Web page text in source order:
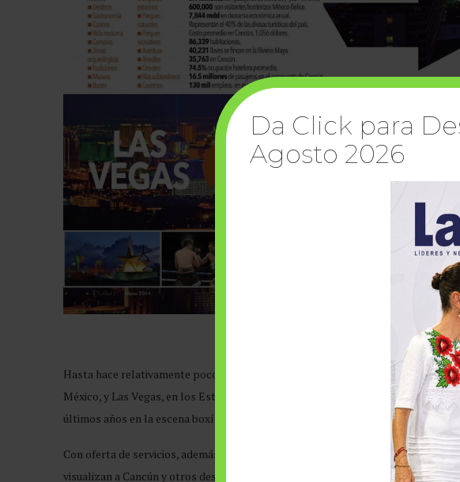
Hasta hace relativamente poco tiempo era imposible pensar en que destinos
México, y Las Vegas, en los Estados Unidos, tuvieran algo en común. Sin
últimos años en la escena boxística mundial dio pie a esta posibilidad.
Con oferta de servicios, además de atractivos turísticos y recreativos muy
visualizan a Cancún y otros destinos del estado de Quintana Roo como
Da Click para
Agosto 2026